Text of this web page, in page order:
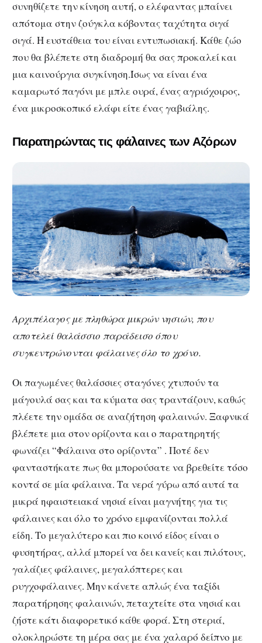
συνηθίζετε την κίνηση αυτή, ο ελέφαντας μπαίνει
απότομα στην ζούγκλα κόβοντας ταχύτητα σιγά
σιγά. Η ευστάθεια του είναι εντυπωσιακή. Κάθε ζώο
που θα βλέπετε στη διαδρομή θα σας προκαλεί και
μια καινούργια συγκίνηση.Ίσως να είναι ένα
καμαρωτό παγόνι με μπλε ουρά, ένας αγριόχοιρος,
ένα μικροσκοπικό ελάφι είτε ένας γαβιάλης.
Παρατηρώντας τις φάλαινες των Αζόρων
Αρχιπέλαγος με πληθώρα μικρών νησιών, που
αποτελεί θαλάσσιο παράδεισο όπου
συγκεντρώνονται φάλαινες όλο το χρόνο.
Οι παγωμένες θαλάσσιες σταγόνες χτυπούν τα
μάγουλά σας και τα κύματα σας τραντάζουν, καθώς
πλέετε την ομάδα σε αναζήτηση φαλαινών. Ξαφνικά
βλέπετε μια στον ορίζοντα και ο παρατηρητής
φωνάζει “Φάλαινα στο ορίζοντα” . Ποτέ δεν
φανταστήκατε πως θα μπορούσατε να βρεθείτε τόσο
κοντά σε μία φάλαινα. Τα νερά γύρω από αυτά τα
μικρά ηφαιστειακά νησιά είναι μαγνήτης για τις
φάλαινες και όλο το χρόνο εμφανίζονται πολλά
είδη. Το μεγαλύτερο και πιο κοινό είδος είναι ο
φυσητήρας, αλλά μπορεί να δει κανείς και πιλότους,
γαλάζιες φάλαινες, μεγαλόπτερες και
ρυγχοφάλαινες. Μην κάνετε απλώς ένα ταξίδι
παρατήρησης φαλαινών, πεταχτείτε στα νησιά και
ζήστε κάτι διαφορετικό κάθε φορά. Στη στεριά,
ολοκληρώστε τη μέρα σας με ένα χαλαρό δείπνο με